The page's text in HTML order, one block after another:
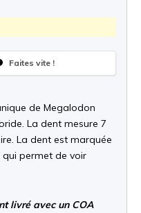
Faites vite !
de Megalodon
La dent mesure 7
La dent est marquée
permet de voir
livré avec un COA